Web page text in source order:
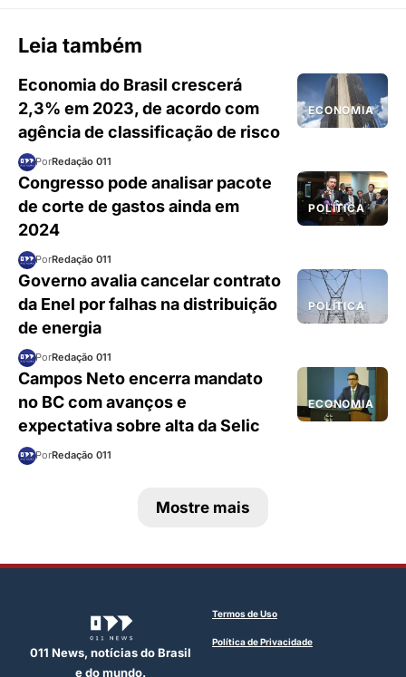
Leia também
ECONOMIA
Economia do Brasil crescerá
2,3% em 2023, de acordo com
agência de classificação de risco
PorRedação 011
POLÍTICA
Congresso pode analisar pacote
de corte de gastos ainda em
2024
PorRedação 011
POLÍTICA
Governo avalia cancelar contrato
da Enel por falhas na distribuição
de energia
PorRedação 011
ECONOMIA
Campos Neto encerra mandato
no BC com avanços e
expectativa sobre alta da Selic
PorRedação 011
Mostre mais
011 News, notícias do Brasil
e do mundo.
Termos de Uso
Política de Privacidade